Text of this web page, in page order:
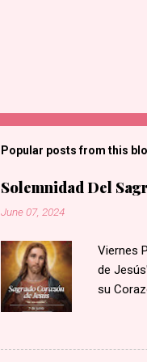
Popular posts from this
Solemnidad Del
June 07, 2024
Viernes
de
su
Nuestro